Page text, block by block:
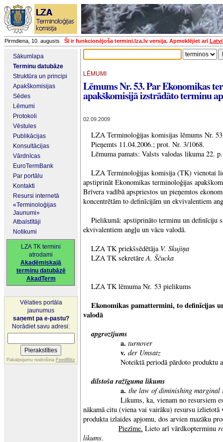
Pirmdiena, 10. augusts Šī ir funkcionējoša termini.lza.lv versija. Apmeklējiet arī
Sākumlapa
Terminu datubāze
Struktūra un principi
Apakškomisijas
Sēdes
Lēmumi
Protokoli
Vēstules
Publikācijas
Konsultācijas
Vārdnīcas
EuroTermBank
Par portālu
Kontakti
Resursi internetā
«Terminoloģijas
Jaunumi»
Atbalstītāji
Notikumi
LZA TK termini
atrodami
Akadēmiskajā
terminu datubāzē
AkadTerm
Vēlaties portāla
jaunumus
saņemt pa e-pastu?
Norādiet savu adresi:
Pakalpojumu nodrošina FeedBlitz
LĒMUMI
Lēmums Nr. 53. Par Ekonomikas
apakškomisijā izstrādāto terminu
02.09.2009
LZA Terminoloģijas komisijas lēmums Nr. 53
Pieņemts 11.04.2006.; prot. Nr. 3/1068.
Lēmuma pamats: Valsts valodas likuma 22.
LZA Terminoloģijas komisija (TK) vienotai
apstiprināt Ekonomikas terminoloģijas
Brīvera vadībā apspriestos un pieņemtos
koncentrētām to definīcijām un ekvivalentiem
Pielikumā: apstiprināto terminu un definīciju
ekvivalentiem angļu un vācu valodā.
LZA TK priekšsēdētāja V. Skujiņa
LZA TK sekretāreA. Ščucka
LZA TK lēmuma Nr. 53 pielikums
Ekonomikas pamattermini, to definīcijas
valodā
apgrozījums
a. turnover
v. der Umsatz
Noteiktā periodā pārdoto produktu
dilstoša ražīguma likums
a. the law of diminishing marginal
Likums, ka, vienam no resursiem esot
nākamā citu (viena vai vairāku) resursu izlietotā
produkta izlaides apjomu, dos arvien mazāku
Piezīme. Lieto arī vārdkopterminu
likums.